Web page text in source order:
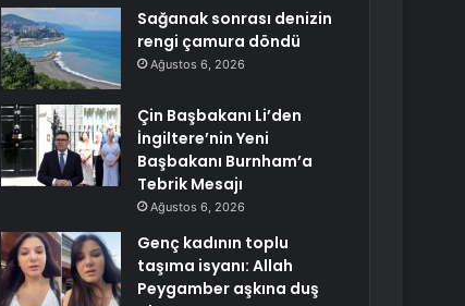
Sağanak sonrası denizin
rengi çamura döndü
Ağustos 6, 2026
Çin Başbakanı Li’den
İngiltere’nin Yeni
Başbakanı Burnham’a
Tebrik Mesajı
Ağustos 6, 2026
Genç kadının toplu
taşıma isyanı: Allah
Peygamber aşkına duş